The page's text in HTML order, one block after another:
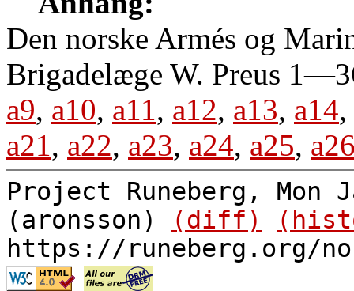
Den norske Armés og
Brigadelæge W. Preus
a9, a10, a11, a12, a13, a14,
a21, a22, a23, a24, a25,
Project Runeberg, Mon
(aronsson)
(diff)
https://runeberg.org/